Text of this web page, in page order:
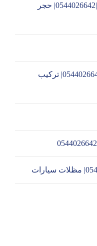
تركيب حجر صناعي في الشارقة |0544026642| حجر
تركيب جبس بورد في الشارقة |0544026642| تركيب